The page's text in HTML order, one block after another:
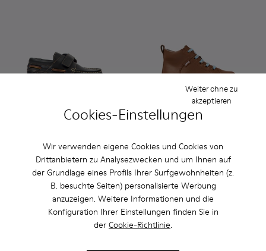
Cookies-Einstellungen
Wir verwenden eigene Cookies und Cookies von
Drittanbietern zu Analysezwecken und um Ihnen auf
der Grundlage eines Profils Ihrer Surfgewohnheiten (z.
B. besuchte Seiten) personalisierte Werbung
anzuzeigen. Weitere Informationen und die
Konfiguration Ihrer Einstellungen finden Sie in
der Cookie-Richtlinie.
Weiter ohne zu
akzeptieren
Endpreis je nach Größe
Hinzufügen
Kiddo
89 € - 95 €
Endpreis je nach Größe
Hinzufügen